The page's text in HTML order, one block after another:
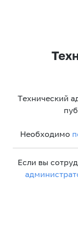
Технический
Необходимо
Если вы